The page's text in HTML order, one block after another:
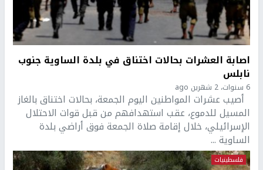
اصابة العشرات بحالات اختناق في بلدة الساوية جنوب
نابلس
6 سنوات، 2 شهرين ago
أصيب عشرات المواطنين اليوم الجمعة، بحالات اختناق بالغاز
المسيل للدموع، عقب استهدافهم من قبل قوات الاحتلال
الإسرائيلي، خلال إقامة صلاة الجمعة فوق أراضي بلدة
الساوية ...
فلسطينيات